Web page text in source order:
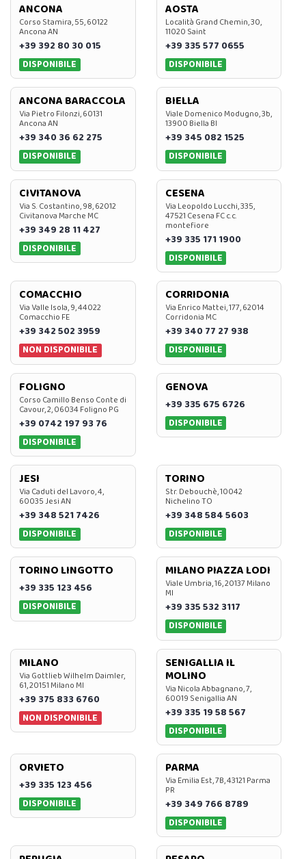
ANCONA
Corso Stamira, 55, 60122
Ancona AN
+39 392 80 30 015
DISPONIBILE
AOSTA
Località Grand Chemin, 30,
11020 Saint
+39 335 577 0655
DISPONIBILE
ANCONA BARACCOLA
Via Pietro Filonzi, 60131
Ancona AN
+39 340 36 62 275
DISPONIBILE
BIELLA
Viale Domenico Modugno, 3b,
13900 Biella BI
+39 345 082 1525
DISPONIBILE
CIVITANOVA
Via S. Costantino, 98, 62012
Civitanova Marche MC
+39 349 28 11 427
DISPONIBILE
CESENA
Via Leopoldo Lucchi, 335,
47521 Cesena FC c.c.
montefiore
+39 335 171 1900
DISPONIBILE
COMACCHIO
Via Valle Isola, 9, 44022
Comacchio FE
+39 342 502 3959
NON DISPONIBILE
CORRIDONIA
Via Enrico Mattei, 177, 62014
Corridonia MC
+39 340 77 27 938
DISPONIBILE
FOLIGNO
Corso Camillo Benso Conte di
Cavour, 2, 06034 Foligno PG
+39 0742 197 93 76
DISPONIBILE
GENOVA
+39 335 675 6726
DISPONIBILE
JESI
Via Caduti del Lavoro, 4,
60035 Jesi AN
+39 348 521 7426
DISPONIBILE
TORINO
Str. Debouchè, 10042
Nichelino TO
+39 348 584 5603
DISPONIBILE
TORINO LINGOTTO
+39 335 123 456
DISPONIBILE
MILANO PIAZZA LODI
Viale Umbria, 16, 20137 Milano
MI
+39 335 532 3117
DISPONIBILE
MILANO
Via Gottlieb Wilhelm Daimler,
61, 20151 Milano MI
+39 375 833 6760
NON DISPONIBILE
SENIGALLIA IL
MOLINO
Via Nicola Abbagnano, 7,
60019 Senigallia AN
+39 335 19 58 567
DISPONIBILE
ORVIETO
+39 335 123 456
DISPONIBILE
PARMA
Via Emilia Est, 7B, 43121 Parma
PR
+39 349 766 8789
DISPONIBILE